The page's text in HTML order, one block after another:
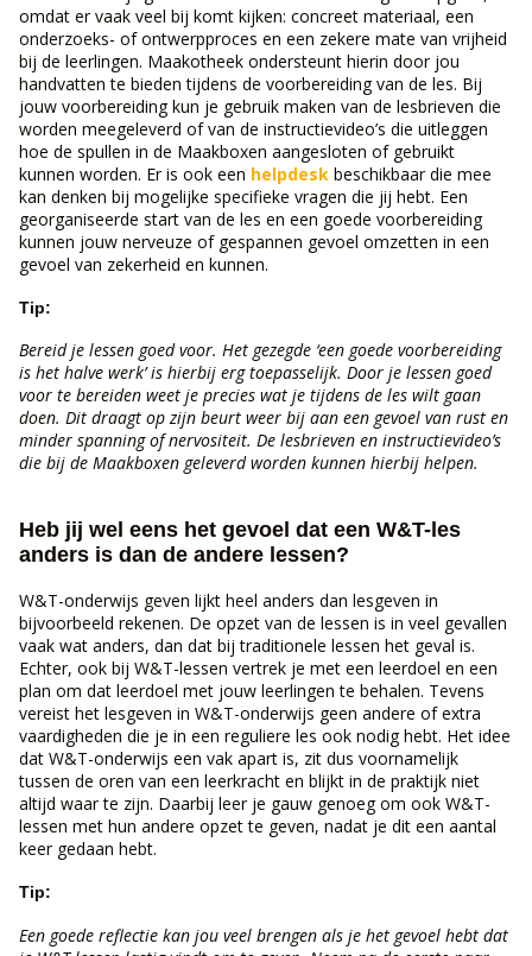
omdat er vaak veel bij komt kijken: concreet materiaal, een
onderzoeks- of ontwerpproces en een zekere mate van vrijheid
bij de leerlingen. Maakotheek ondersteunt hierin door jou
handvatten te bieden tijdens de voorbereiding van de les. Bij
jouw voorbereiding kun je gebruik maken van de lesbrieven die
worden meegeleverd of van de instructievideo’s die uitleggen
hoe de spullen in de Maakboxen aangesloten of gebruikt
kunnen worden. Er is ook een helpdesk beschikbaar die mee
kan denken bij mogelijke specifieke vragen die jij hebt. Een
georganiseerde start van de les en een goede voorbereiding
kunnen jouw nerveuze of gespannen gevoel omzetten in een
gevoel van zekerheid en kunnen.
Tip:
Bereid je lessen goed voor. Het gezegde ‘een goede voorbereiding
is het halve werk’ is hierbij erg toepasselijk. Door je lessen goed
voor te bereiden weet je precies wat je tijdens de les wilt gaan
doen. Dit draagt op zijn beurt weer bij aan een gevoel van rust en
minder spanning of nervositeit. De lesbrieven en instructievideo’s
die bij de Maakboxen geleverd worden kunnen hierbij helpen.
Heb jij wel eens het gevoel dat een W&T-les
anders is dan de andere lessen?
W&T-onderwijs geven lijkt heel anders dan lesgeven in
bijvoorbeeld rekenen. De opzet van de lessen is in veel gevallen
vaak wat anders, dan dat bij traditionele lessen het geval is.
Echter, ook bij W&T-lessen vertrek je met een leerdoel en een
plan om dat leerdoel met jouw leerlingen te behalen. Tevens
vereist het lesgeven in W&T-onderwijs geen andere of extra
vaardigheden die je in een reguliere les ook nodig hebt. Het idee
dat W&T-onderwijs een vak apart is, zit dus voornamelijk
tussen de oren van een leerkracht en blijkt in de praktijk niet
altijd waar te zijn. Daarbij leer je gauw genoeg om ook W&T-
lessen met hun andere opzet te geven, nadat je dit een aantal
keer gedaan hebt.
Tip:
Een goede reflectie kan jou veel brengen als je het gevoel hebt dat